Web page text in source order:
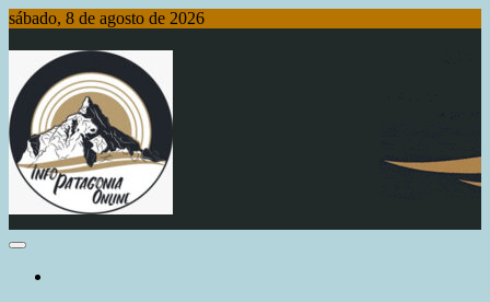
Saltar
contenido
sábado, 8 de agosto de 2026
Info Patagonia Online